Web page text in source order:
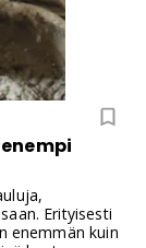
Erityisesti
enemmän kuin